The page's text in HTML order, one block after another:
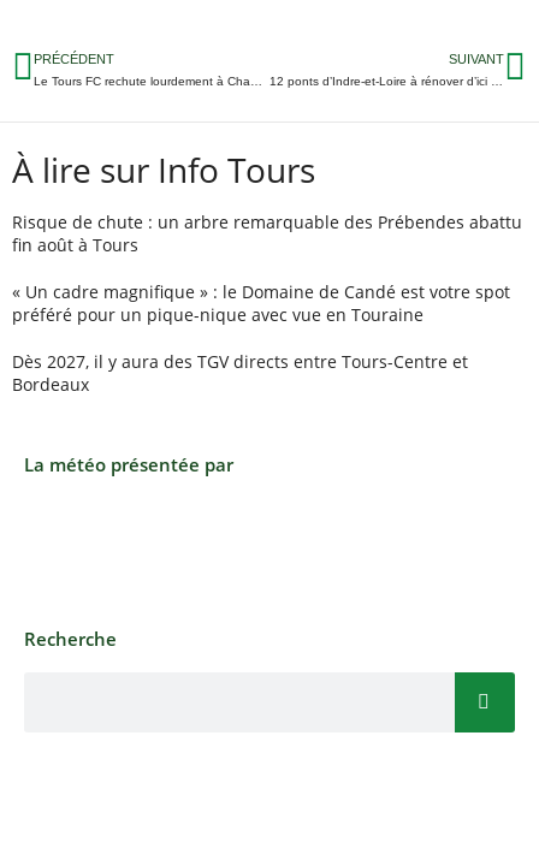
PRÉCÉDENT SUIVANT
À lire sur Info Tours
Risque de chute : un arbre remarquable des Prébendes abattu
fin août à Tours
« Un cadre magnifique » : le Domaine de Candé est votre spot
préféré pour un pique-nique avec vue en Touraine
Dès 2027, il y aura des TGV directs entre Tours-Centre et
Bordeaux
La météo présentée par
Recherche